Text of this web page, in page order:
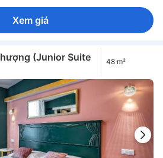
Xem giá
(Junior Suite
48 m²